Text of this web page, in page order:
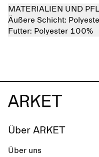
MATERIALIEN UND
Äußere Schicht:
Futter: Polyester 100%
Über ARKET
Über uns